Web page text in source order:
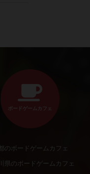
ボードゲームカフェ
のボードゲームカフェ
県のボードゲームカフェ